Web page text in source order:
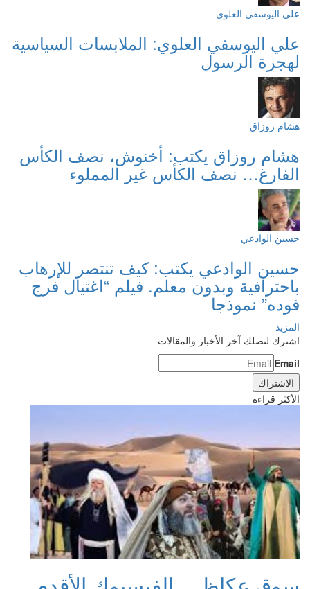
علي اليوسفي العلوي
علي اليوسفي العلوي: الملابسات السياسية
لهجرة الرسول
هشام روزاق
هشام روزاق يكتب: أخنوش، نصف الكأس
الفارغ… نصف الكأس غير المملوء
حسين الوادعي
حسين الوادعي يكتب: كيف تنتصر للإرهاب
باحترافية وبدون معلم. فيلم “اغتيال فرج
فوده” نموذجا
المزيد
اشترك لتصلك آخر الأخبار والمقالات
Email
الأكثر قراءة